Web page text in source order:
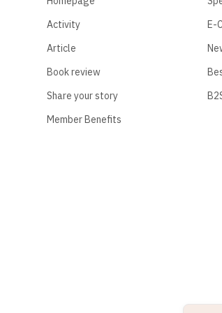
Activity
Article
Book review
Share your story
Member Benefits
E-